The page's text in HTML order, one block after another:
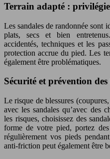
Terrain adapté :
Les sandales de randonnée sont
plats, secs et bien
accidentés, techniques et les
protection accrue du pied. Les
également être problématiques.
Sécurité et prévention des
Le risque de blessures
avec les sandales qu’avec des
les risques, choisissez des
forme de votre pied, portez des
régulièrement vos pieds
anti-friction peut également être